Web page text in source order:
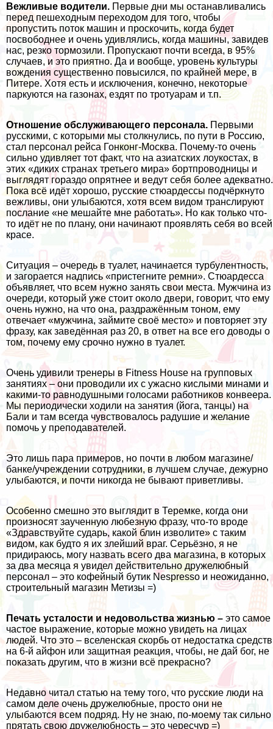
Вежливые водители. Первые дни мы останавливались
перед пешеходным переходом для того, чтобы
пропустить поток машин и проскочить, когда будет
посвободнее и очень удивлялись, когда машины, завидев
нас, резко тормозили. Пропускают почти всегда, в 95%
случаев, и это приятно. Да и вообще, уровень культуры
вождения существенно повысился, по крайней мере, в
Питере. Хотя есть и исключения, конечно, некоторые
паркуются на газонах, ездят по тротуарам и т.п.
Отношение обслуживающего персонала. Первыми
русскими, с которыми мы столкнулись, по пути в Россию,
стал персонал рейса Гонконг-Москва. Почему-то очень
сильно удивляет тот факт, что на азиатских лоукостах, в
этих «диких странах третьего мира» бортпроводницы и
выглядят гораздо опрятнее и ведут себя более адекватно.
Пока всё идёт хорошо, русские стюардессы подчёркнуто
вежливы, они улыбаются, хотя всем видом транслируют
послание «не мешайте мне работать». Но как только что-
то идёт не по плану, они начинают проявлять себя во всей
красе.
Ситуация – очередь в туалет, начинается турбулентность,
и загорается надпись «пристегните ремни». Стюардесса
объявляет, что всем нужно занять свои места. Мужчина из
очереди, который уже стоит около двери, говорит, что ему
очень нужно, на что она, раздражённым тоном, ему
отвечает «мужчина, займите своё место» и повторяет эту
фразу, как заведённая раз 20, в ответ на все его доводы о
том, почему ему срочно нужно в туалет.
Очень удивили тренеры в Fitness House на групповых
занятиях – они проводили их с ужасно кислыми минами и
какими-то равнодушными голосами работников конвеера.
Мы периодически ходили на занятия (йога, танцы) на
Бали и там всегда чувствовалось радушие и желание
помочь у преподавателей.
Это лишь пара примеров, но почти в любом магазине/
банке/учреждении сотрудники, в лучшем случае, дежурно
улыбаются, и почти никогда не бывают приветливы.
Особенно смешно это выглядит в Теремке, когда они
произносят заученную любезную фразу, что-то вроде
«Здравствуйте сударь, какой блин изволите» с таким
видом, как будто я их злейший враг. Серьёзно, я не
придираюсь, могу назвать всего два магазина, в которых
за два месяца я увидел действительно дружелюбный
персонал – это кофейный бутик Nespresso и неожиданно,
строительный магазин Метизы =)
Печать усталости и недовольства жизнью – это самое
частое выражение, которые можно увидеть на лицах
людей. Что это – вселенская скорбь от недостатка средств
на 6-й айфон или защитная реакция, чтобы, не дай бог, не
показать другим, что в жизни всё прекрасно?
Недавно читал статью на тему того, что русские люди на
самом деле очень дружелюбные, просто они не
улыбаются всем подряд. Ну не знаю, по-моему так сильно
прятать свою дружелюбность – это чересчур =)